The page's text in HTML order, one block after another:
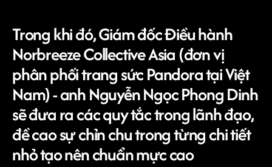
Trong khi đó, Giám đốc Điều hành
Norbreeze Collective Asia (đơn vị
phân phối trang sức Pandora tại Việt
Nam) - anh Nguyễn Ngọc Phong Dinh
sẽ đưa ra các quy tắc trong lãnh đạo,
đề cao sự chỉn chu trong từng chi tiết
nhỏ tạo nên chuẩn mực cao